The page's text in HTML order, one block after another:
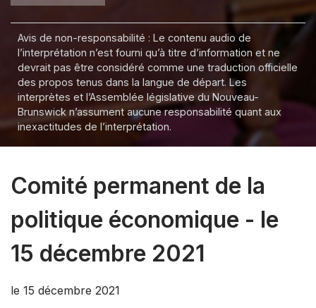
Avis de non-responsabilité : Le contenu audio de
l’interprétation n’est fourni qu’à titre d’information et ne
devrait pas être considéré comme une traduction officielle
des propos tenus dans la langue de départ. Les
interprètes et l’Assemblée législative du Nouveau-
Brunswick n’assument aucune responsabilité quant aux
inexactitudes de l’interprétation.
Comité permanent de la
politique économique - le
15 décembre 2021
le 15 décembre 2021